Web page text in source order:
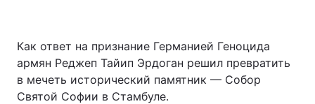
Как ответ на признание Германией Геноцида
армян Реджеп Тайип Эрдоган решил превратить
в мечеть исторический памятник — Собор
Святой Софии в Стамбуле.